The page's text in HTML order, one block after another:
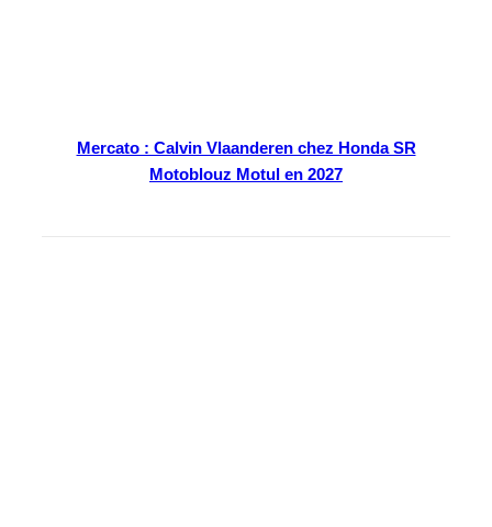
Mercato : Calvin Vlaanderen chez Honda SR
Motoblouz Motul en 2027